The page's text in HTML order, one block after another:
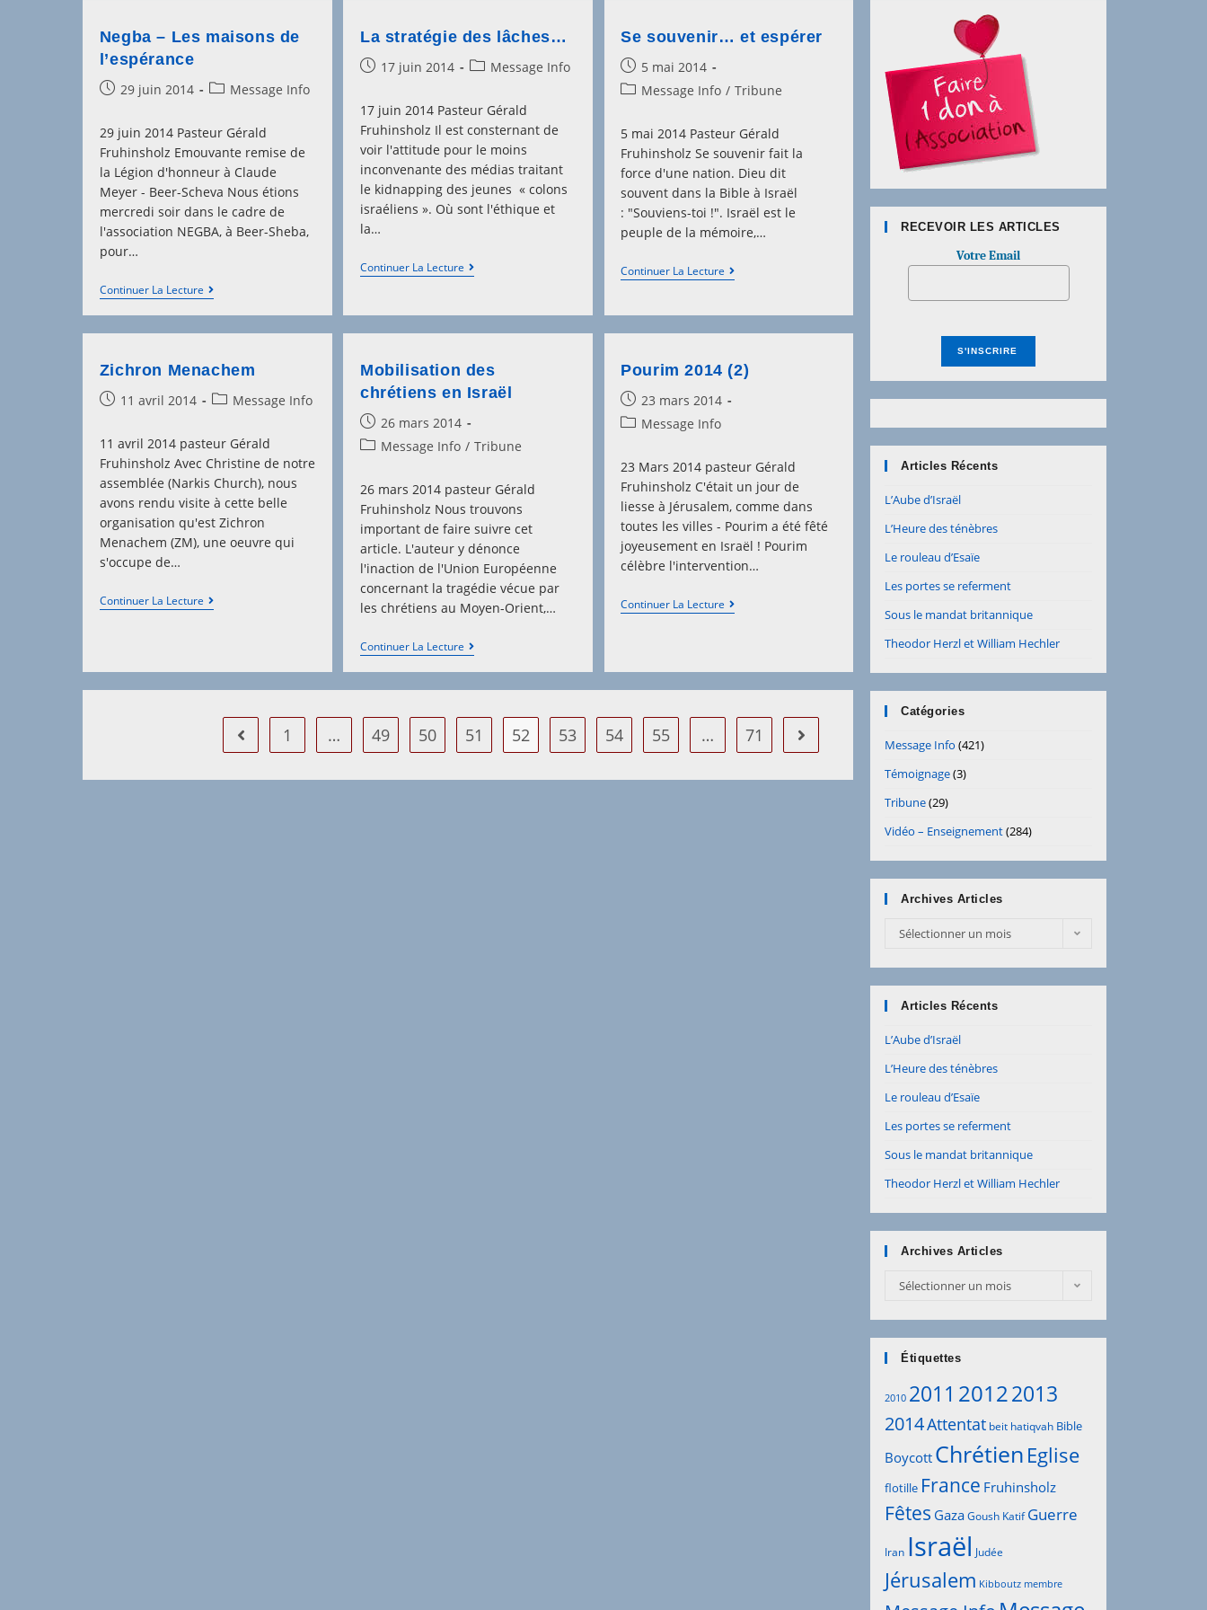
Negba – Les maisons de
l’espérance
Post29 juin 2014
PostMessage Info
29 juin 2014 Pasteur Gérald
Fruhinsholz Emouvante remise de
la Légion d'honneur à Claude
Meyer - Beer-Scheva Nous étions
mercredi soir dans le cadre de
l'association NEGBA, à Beer-Sheba,
pour…
Continuer La LectureNegba
–
Les
Maisons
L’espérance
La stratégie des lâches…
Post17 juin 2014
PostMessage Info
17 juin 2014 Pasteur Gérald
Fruhinsholz Il est consternant de
voir l'attitude pour le moins
inconvenante des médias traitant
le kidnapping des jeunes « colons
israéliens ». Où sont l'éthique et
la…
Continuer La Lecture La
Stratégie
Se souvenir… et espérer
Post
published:
5 mai 2014
PostMessage Info / Tribune
5 mai 2014 Pasteur Gérald
Fruhinsholz Se souvenir fait la
force d'une nation. Dieu dit
souvent dans la Bible à Israël
: "Souviens-toi !". Israël est le
peuple de la mémoire,…
Continuer La Lecture Se
Souvenir…
Espérer
Zichron Menachem
Post11 avril 2014
PostMessage Info
11 avril 2014 pasteur Gérald
Fruhinsholz Avec Christine de notre
assemblée (Narkis Church), nous
avons rendu visite à cette belle
organisation qu'est Zichron
Menachem (ZM), une oeuvre qui
s'occupe de…
Continuer La LectureZichron
Menachem
Mobilisation des
chrétiens en Israël
Post
published:
26 mars 2014
PostMessage Info / Tribune
26 mars 2014 pasteur Gérald
Fruhinsholz Nous trouvons
important de faire suivre cet
article. L'auteur y dénonce
l'inaction de l'Union Européenne
concernant la tragédie vécue par
les chrétiens au Moyen-Orient,…
Continuer La Lecture Mobilisation
Des
Chrétiens
En
Pourim 2014 (2)
Post
published:
23 mars 2014
PostMessage Info
23 Mars 2014 pasteur Gérald
Fruhinsholz C'était un jour de
liesse à Jérusalem, comme dans
toutes les villes - Pourim a été fêté
joyeusement en Israël ! Pourim
célèbre l'intervention…
Continuer La Lecture Pourim
2014
Go to the previous page
1 … 49 50 51 52 53 54 55 … 71 Aller à la page suivante
RECEVOIR LES ARTICLES
Votre Email
Articles Récents
L’Aube d’Israël
L’Heure des ténèbres
Le rouleau d’Esaïe
Les portes se referment
Sous le mandat britannique
Theodor Herzl et William Hechler
Catégories
Message Info (421)
Témoignage(3)
Tribune(29)
Vidéo – Enseignement(284)
Archives Articles
Archives
Sélectionner un mois
Articles Récents
L’Aube d’Israël
L’Heure des ténèbres
Le rouleau d’Esaïe
Les portes se referment
Sous le mandat britannique
Theodor Herzl et William Hechler
Archives Articles
Archives
Sélectionner un mois
Étiquettes
2010 2011 20122013
2014Attentat beit hatiqvah Bible
Boycott Chrétien Eglise
flotille France Fruhinsholz
Fêtes GazaGoush Katif Guerre
Iran Israël Judée
Jérusalem Kibboutz membre